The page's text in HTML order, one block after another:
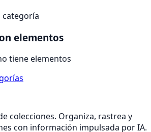
categoría
elementos
tiene elementos
colecciones. Organiza, rastrea y
con información impulsada por IA.